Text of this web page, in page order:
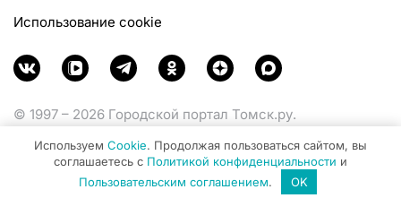
Использование cookie
© 1997 – 2026 Городской портал Томск.ру.
Министерства цифрового развития, связи и массовых
коммуникаций Российской Федерации.
Используем Cookie. Продолжая пользоваться сайтом, вы
соглашаетесь с Политикой конфиденциальности и
Пользовательским соглашением. OK